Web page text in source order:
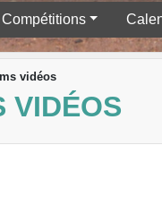
Compétitions
vidéos
VIDÉOS